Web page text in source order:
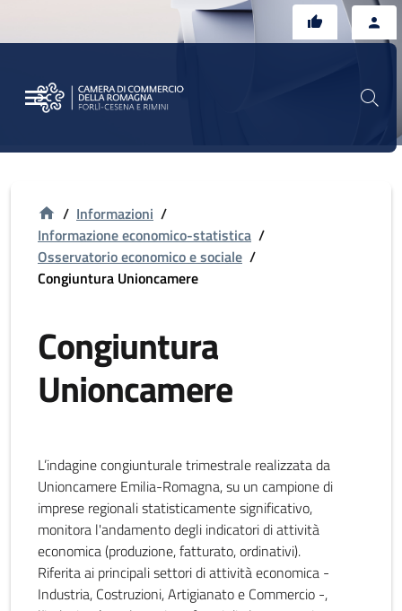
/ Informazioni /
Informazione economico-statistica /
Osservatorio economico e sociale /
Congiuntura Unioncamere
Congiuntura
Unioncamere
L’indagine congiunturale trimestrale realizzata da
Unioncamere Emilia-Romagna, su un campione di
imprese regionali statisticamente significativo,
monitora l'andamento degli indicatori di attività
economica (produzione, fatturato, ordinativi).
Riferita ai principali settori di attività economica -
Industria, Costruzioni, Artigianato e Commercio -,